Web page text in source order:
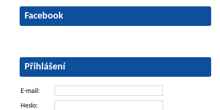
Facebook
Přihlášení
E-mail:
Heslo: